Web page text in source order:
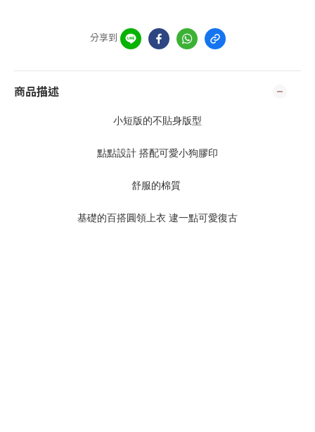
分享到
商品描述
小短版的不貼身版型
點點設計 搭配可愛小狗膠印
舒服的棉質
基礎的百搭圓領上衣 逮一點可愛復古